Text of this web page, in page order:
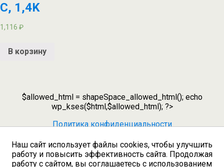
C, 1,4K
1,116 ₽
В корзину
$allowed_html = shapeSpace_allowed_html(); echo
wp_kses($html,$allowed_html); ?>
Политика конфиденциальности
Наш сайт использует файлы cookies, чтобы улучшить
работу и повысить эффективность сайта. Продолжая
работу с сайтом, вы соглашаетесь с использованием
Наверх